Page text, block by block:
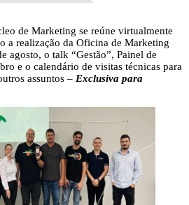
de Marketing se reúne virtualmente
a realização da Oficina de Marketing
agosto, o talk “Gestão”, Painel de
e o calendário de visitas técnicas para
assuntos – Exclusiva para